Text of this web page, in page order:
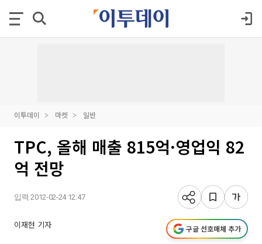
이투데이 마켓 일반
TPC, 올해 매출 815억·영업익 82
억 전망
입력 2012-02-24 12:47
이재현 기자 구글 선호매체 추가